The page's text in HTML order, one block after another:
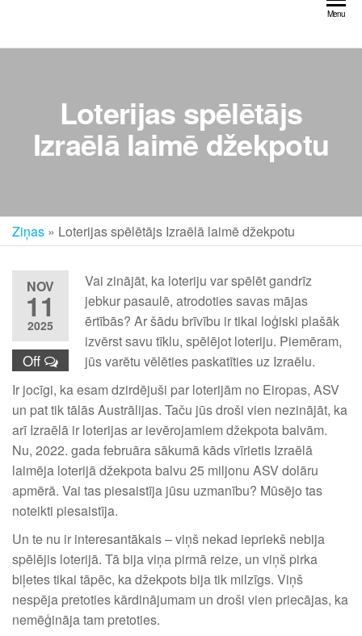
the
Menu
Loterijas spēlētājs
Izraēlā laimē džekpotu
Ziņas » Loterijas spēlētājs Izraēlā laimē džekpotu
NOV
11
2025
Off
Vai zinājāt, ka loteriju var spēlēt gandrīz
jebkur pasaulē, atrodoties savas mājas
ērtībās? Ar šādu brīvību ir tikai loģiski plašāk
izvērst savu tīklu, spēlējot loteriju. Piemēram,
jūs varētu vēlēties paskatīties uz Izraēlu.
Ir jocīgi, ka esam dzirdējuši par loterijām no Eiropas, ASV
un pat tik tālās Austrālijas. Taču jūs droši vien nezinājāt, ka
arī Izraēlā ir loterijas ar ievērojamiem džekpota balvām.
Nu, 2022. gada februāra sākumā kāds vīrietis Izraēlā
laimēja loterijā džekpota balvu 25 miljonu ASV dolāru
apmērā. Vai tas piesaistīja jūsu uzmanību? Mūsējo tas
noteikti piesaistīja.
Un te nu ir interesantākais – viņš nekad iepriekš nebija
spēlējis loterijā. Tā bija viņa pirmā reize, un viņš pirka
biļetes tikai tāpēc, ka džekpots bija tik milzīgs. Viņš
nespēja pretoties kārdinājumam un droši vien priecājas, ka
nemēģināja tam pretoties.